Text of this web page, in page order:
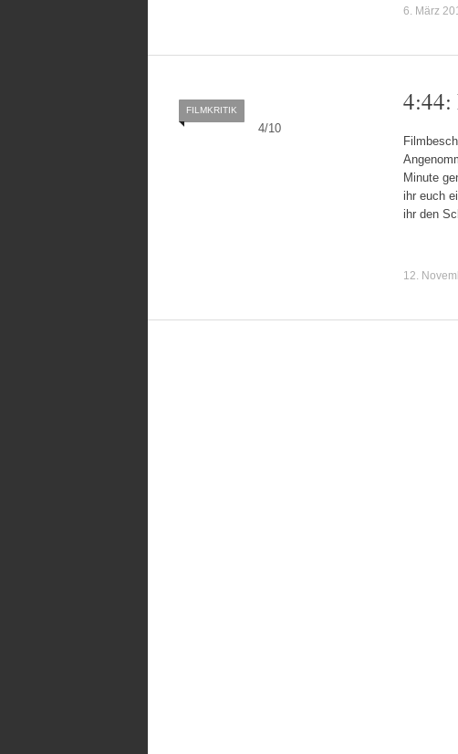
6. März
4/10
FILMKRITIK 4:44:
Minute
ihr euch
ihr den
12.